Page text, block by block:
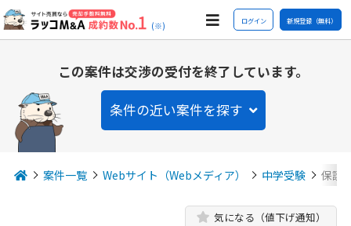
(※) ログイン 新規登録（無料）
この案件は交渉の受付を終了しています。
条件の近い案件を探す
案件一覧 Webサイト（Webメディア） 中学受験 保護
気になる（値下げ通知）